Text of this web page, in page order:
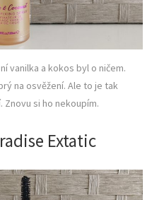
vanilka a kokos byl o ničem.
na osvěžení. Ale to je tak
Znovu si ho nekoupím.
Extatic